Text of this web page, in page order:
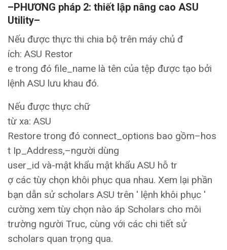
–PHƯƠNG pháp 2: thiết lập nâng cao ASU
Utility–
Nếu được thực thi chia bộ trên máy chủ đ
ích: ASU Restor
e trong đó file_name là tên của tệp được tạo bởi
lệnh ASU lưu khau đó.
Nếu được thực chữ
từ xa: ASU
Restore trong đó connect_options bao gồm–hos
t Ip_Address,–người dùng
user_id và-mật khẩu mật khẩu ASU hỗ tr
ợ các tùy chọn khôi phục qua nhau. Xem lại phần
bạn dẫn sử scholars ASU trên ' lệnh khôi phục '
cường xem tùy chọn nào áp Scholars cho môi
trường người Truc, cùng với các chi tiết sử
scholars quan trọng qua.